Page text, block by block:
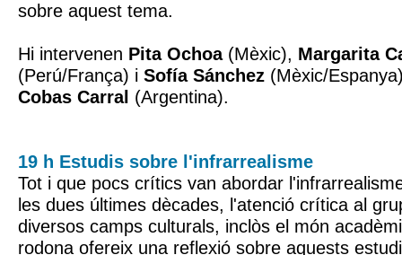
sobre aquest tema.
Hi intervenen Pita Ochoa(Mèxic), Margarita
(Perú/França) i Sofía Sánchez (Mèxic/
Cobas Carral (Argentina).
19 h Estudis sobre l'infrarrealisme
Tot i que pocs crítics van abordar
les dues últimes dècades, l'atenció crítica al
diversos camps culturals, inclòs el món
rodona ofereix una reflexió sobre aquests